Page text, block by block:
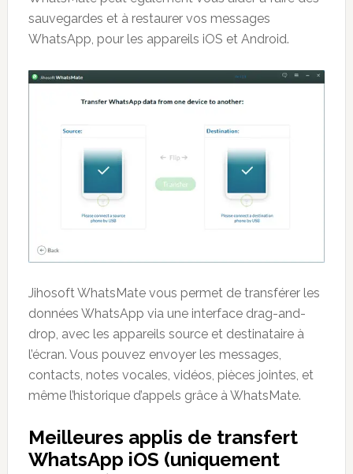
sauvegardes et à restaurer vos messages
WhatsApp, pour les appareils iOS et Android.
Jihosoft WhatsMate vous permet de transférer les
données WhatsApp via une interface drag-and-
drop, avec les appareils source et destinataire à
l’écran. Vous pouvez envoyer les messages,
contacts, notes vocales, vidéos, pièces jointes, et
même l’historique d’appels grâce à WhatsMate.
Meilleures applis de transfert
WhatsApp iOS (uniquement